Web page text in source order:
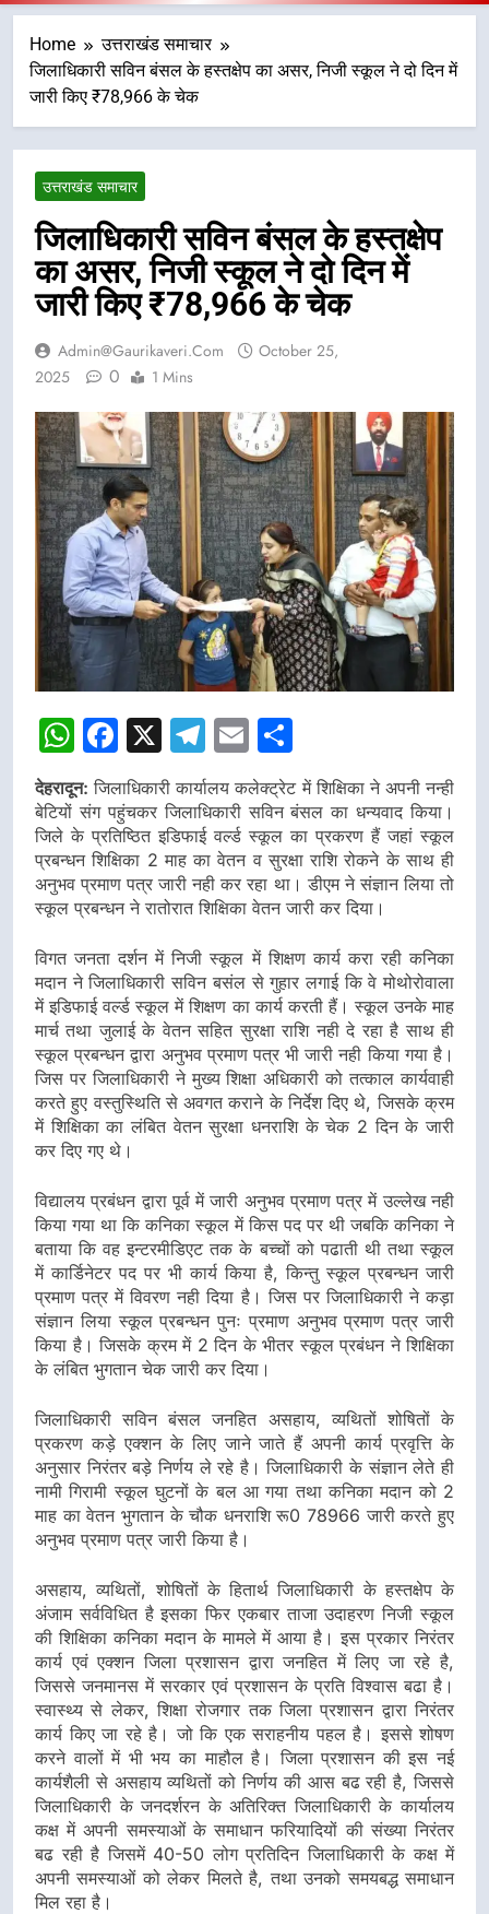
Home
उत्तराखंड समाचार
जिलाधिकारी सविन बंसल के हस्तक्षेप का असर, निजी स्कूल ने दो दिन में
जारी किए ₹78,966 के चेक
उत्तराखंड समाचार
जिलाधिकारी सविन बंसल के हस्तक्षेप
का असर, निजी स्कूल ने दो दिन में
जारी किए ₹78,966 के चेक
Admin@gaurikaveri.com
October 25,
2025
0 1 Mins
WhatsApp
Facebook
X Telegram
Email
देहरादून: जिलाधिकारी कार्यालय कलेक्ट्रेट में शिक्षिका ने अपनी नन्ही
बेटियों संग पहुंचकर जिलाधिकारी सविन बंसल का धन्यवाद किया।
जिले के प्रतिष्ठित इडिफाई वर्ल्ड स्कूल का प्रकरण हैं जहां स्कूल
प्रबन्धन शिक्षिका 2 माह का वेतन व सुरक्षा राशि रोकने के साथ ही
अनुभव प्रमाण पत्र जारी नही कर रहा था। डीएम ने संज्ञान लिया तो
स्कूल प्रबन्धन ने रातोरात शिक्षिका वेतन जारी कर दिया।
विगत जनता दर्शन में निजी स्कूल में शिक्षण कार्य करा रही कनिका
मदान ने जिलाधिकारी सविन बसंल से गुहार लगाई कि वे मोथोरोवाला
में इडिफाई वर्ल्ड स्कूल में शिक्षण का कार्य करती हैं। स्कूल उनके माह
मार्च तथा जुलाई के वेतन सहित सुरक्षा राशि नही दे रहा है साथ ही
स्कूल प्रबन्धन द्वारा अनुभव प्रमाण पत्र भी जारी नही किया गया है।
जिस पर जिलाधिकारी ने मुख्य शिक्षा अधिकारी को तत्काल कार्यवाही
करते हुए वस्तुस्थिति से अवगत कराने के निर्देश दिए थे, जिसके क्रम
में शिक्षिका का लंबित वेतन सुरक्षा धनराशि के चेक 2 दिन के जारी
कर दिए गए थे।
विद्यालय प्रबंधन द्वारा पूर्व में जारी अनुभव प्रमाण पत्र में उल्लेख नही
किया गया था कि कनिका स्कूल में किस पद पर थी जबकि कनिका ने
बताया कि वह इन्टरमीडिएट तक के बच्चों को पढाती थी तथा स्कूल
में कार्डिनेटर पद पर भी कार्य किया है, किन्तु स्कूल प्रबन्धन जारी
प्रमाण पत्र में विवरण नही दिया है। जिस पर जिलाधिकारी ने कड़ा
संज्ञान लिया स्कूल प्रबन्धन पुनः प्रमाण अनुभव प्रमाण पत्र जारी
किया है। जिसके क्रम में 2 दिन के भीतर स्कूल प्रबंधन ने शिक्षिका
के लंबित भुगतान चेक जारी कर दिया।
जिलाधिकारी सविन बंसल जनहित असहाय, व्यथितों शोषितों के
प्रकरण कड़े एक्शन के लिए जाने जाते हैं अपनी कार्य प्रवृत्ति के
अनुसार निरंतर बड़े निर्णय ले रहे है। जिलाधिकारी के संज्ञान लेते ही
नामी गिरामी स्कूल घुटनों के बल आ गया तथा कनिका मदान को 2
माह का वेतन भुगतान के चौक धनराशि रू0 78966 जारी करते हुए
अनुभव प्रमाण पत्र जारी किया है।
असहाय, व्यथितों, शोषितों के हितार्थ जिलाधिकारी के हस्तक्षेप के
अंजाम सर्वविधित है इसका फिर एकबार ताजा उदाहरण निजी स्कूल
की शिक्षिका कनिका मदान के मामले में आया है। इस प्रकार निरंतर
कार्य एवं एक्शन जिला प्रशासन द्वारा जनहित में लिए जा रहे है,
जिससे जनमानस में सरकार एवं प्रशासन के प्रति विश्वास बढा है।
स्वास्थ्य से लेकर, शिक्षा रोजगार तक जिला प्रशासन द्वारा निरंतर
कार्य किए जा रहे है। जो कि एक सराहनीय पहल है। इससे शोषण
करने वालों में भी भय का माहौल है। जिला प्रशासन की इस नई
कार्यशैली से असहाय व्यथितों को निर्णय की आस बढ रही है, जिससे
जिलाधिकारी के जनदर्शरन के अतिरिक्त जिलाधिकारी के कार्यालय
कक्ष में अपनी समस्याओं के समाधान फरियादियों की संख्या निरंतर
बढ रही है जिसमें 40-50 लोग प्रतिदिन जिलाधिकारी के कक्ष में
अपनी समस्याओं को लेकर मिलते है, तथा उनको समयबद्ध समाधान
मिल रहा है।